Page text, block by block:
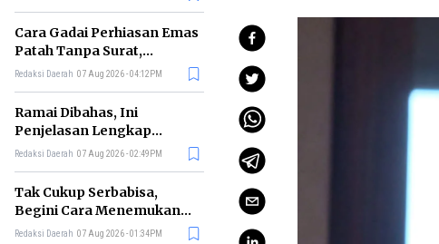
Cara Gadai Perhiasan Emas
Patah Tanpa Surat,
Ternyata Tetap Bisa!
Redaksi Daerah 07 Aug 2026 - 04:12PM
Ramai Dibahas, Ini
Penjelasan Lengkap
tentang Konsep Kabinet
Redaksi Daerah 07 Aug 2026 - 02:49PM
Tak Cukup Serbabisa,
Begini Cara Menemukan
'Spike' agar CV Dilirik HR
Redaksi Daerah 07 Aug 2026 - 01:34PM